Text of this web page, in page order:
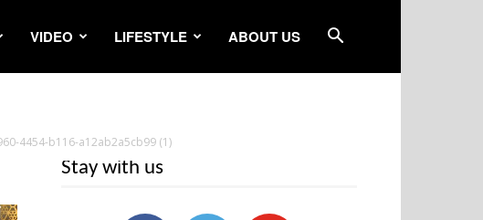
VIDEO LIFESTYLE ABOUT US
4454-b116-a12ab2a5cb99 (1)
Stay with us